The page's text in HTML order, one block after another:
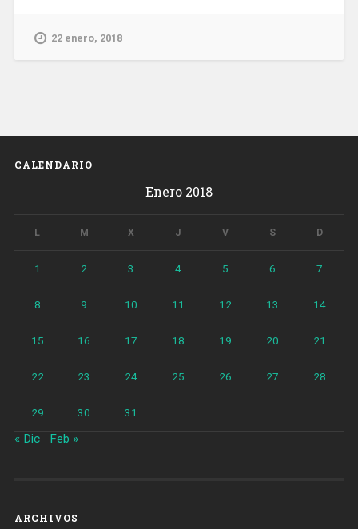
el
y
22 enero, 2018
CALENDARIO
Enero 2018
L M X J V S D
1 2 3 4 5 6 7
8 9 10 11 12 13 14
15 16 17 18 19 20 21
22 23 24 25 26 27 28
29 30 31
« Dic Feb »
ARCHIVOS